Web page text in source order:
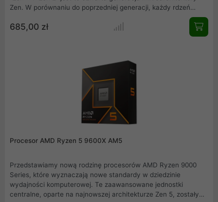
Zen. W porównaniu do poprzedniej generacji, każdy rdzeń
procesora ma teraz dostęp do całej pamięci podręcznej L3, co
znacznie zwiększa wydajność w grach. Ponadto procesory
Ryzen 5000 oferują znacznie zwiększoną wydajność na takt i
wykorzystują sprawdzoną platformę AM4 i zostały opracowane
do użytku z odpowiednimi chipsetami AMD.
685,00 zł
Procesor AMD Ryzen 5 9600X AM5
Przedstawiamy nową rodzinę procesorów AMD Ryzen 9000
Series, które wyznaczają nowe standardy w dziedzinie
wydajności komputerowej. Te zaawansowane jednostki
centralne, oparte na najnowszej architekturze Zen 5, zostały